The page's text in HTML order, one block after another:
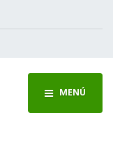
MENÚ